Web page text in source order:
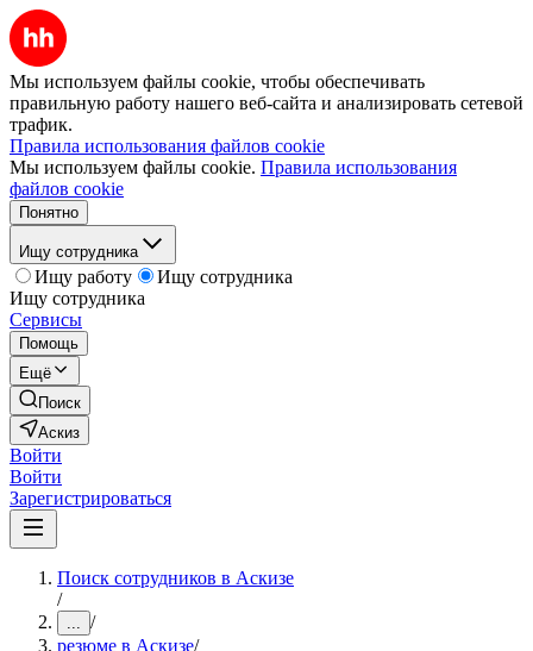
Мы используем файлы cookie, чтобы обеспечивать
правильную работу нашего веб-сайта и анализировать сетевой
трафик.
Правила использования файлов cookie
Мы используем файлы cookie. Правила использования
файлов cookie
Понятно
Ищу сотрудника
Ищу работу
Ищу сотрудника
Ищу сотрудника
Сервисы
Помощь
Ещё
Поиск
Аскиз
Войти
Войти
Зарегистрироваться
Поиск сотрудников в Аскизе
/
... /
резюме в Аскизе/